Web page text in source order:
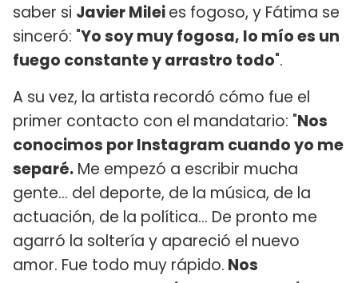
saber si Javier Mileies fogoso, y Fátima se
sinceró: "Yo soy muy fogosa, lo mío es un
fuego constante y arrastro todo".
A su vez, la artista recordó cómo fue el
primer contacto con el mandatario: "Nos
conocimos por Instagram cuando yo me
separé. Me empezó a escribir mucha
gente... del deporte, de la música, de la
actuación, de la política... De pronto me
agarró la soltería y apareció el nuevo
amor. Fue todo muy rápido. Nos